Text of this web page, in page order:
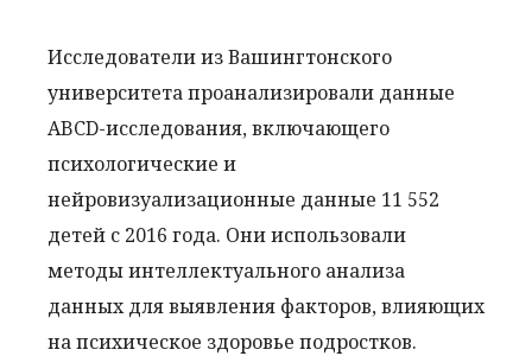
Исследователи из Вашингтонского
университета проанализировали данные
ABCD-исследования, включающего
психологические и
нейровизуализационные данные 11 552
детей с 2016 года. Они использовали
методы интеллектуального анализа
данных для выявления факторов, влияющих
на психическое здоровье подростков.